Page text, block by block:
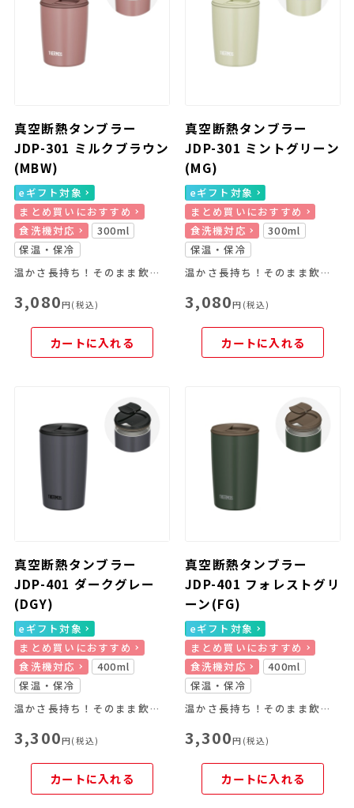
真空断熱タンブラー
JDP-301 ミルクブラウン
(MBW)
eギフト対象
まとめ買いにおすすめ
食洗機対応
300ml
保温・保冷
温かさ長持ち！そのまま飲めるフタ付きタンブラー
3,080円(税込)
カートに入れる
真空断熱タンブラー
JDP-301 ミントグリーン
(MG)
eギフト対象
まとめ買いにおすすめ
食洗機対応
300ml
保温・保冷
温かさ長持ち！そのまま飲めるフタ付きタンブラー
3,080円(税込)
カートに入れる
真空断熱タンブラー
JDP-401 ダークグレー
(DGY)
eギフト対象
まとめ買いにおすすめ
食洗機対応
400ml
保温・保冷
温かさ長持ち！そのまま飲めるフタ付きタンブラー
3,300円(税込)
カートに入れる
真空断熱タンブラー
JDP-401 フォレストグリ
ーン(FG)
eギフト対象
まとめ買いにおすすめ
食洗機対応
400ml
保温・保冷
温かさ長持ち！そのまま飲めるフタ付きタンブラー
3,300円(税込)
カートに入れる